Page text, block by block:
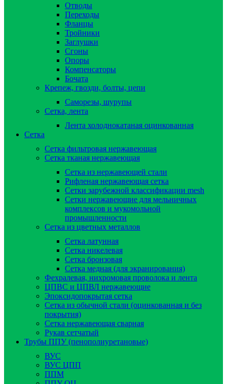
Отводы
Переходы
Фланцы
Тройники
Заглушки
Сгоны
Опоры
Компенсаторы
Бочата
Крепеж, гвозди, болты, цепи
Саморезы, шурупы
Сетка, лента
Лента холоднокатаная оцинкованная
Сетка
Сетка фильтровая нержавеющая
Сетка тканая нержавеющая
Сетка из нержавеющей стали
Рифленая нержавеющая сетка
Сетки зарубежной классификации mesh
Сетки нержавеющие для мельничных
комплексов и мукомольной
промышленности
Сетка из цветных металлов
Сетка латунная
Сетка никелевая
Сетка бронзовая
Сетка медная (для экранирования)
Фехралевая, нихромовая проволока и лента
ЦПВС и ЦПВЛ нержавеющие
Эпоксидопокрытая сетка
Сетка из обычной стали (оцинкованная и без
покрытия)
Сетка нержавеющая сварная
Рукав сетчатый
Трубы ППУ (пенополиуретановые)
ВУС
ВУС ЦПП
ППМ